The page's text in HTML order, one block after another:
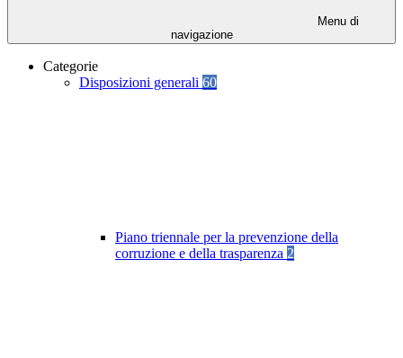
Menu di
navigazione
Categorie
Disposizioni generali 60
Piano triennale per la prevenzione della
corruzione e della trasparenza 2